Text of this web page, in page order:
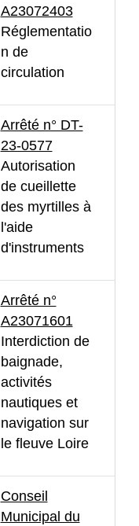
A23072403
Réglementatio
n de
circulation
Arrêté n° DT-
23-0577
Autorisation
de cueillette
des myrtilles à
l'aide
d'instruments
Arrêté n°
A23071601
Interdiction de
baignade,
activités
nautiques et
navigation sur
le fleuve Loire
Conseil
Municipal du